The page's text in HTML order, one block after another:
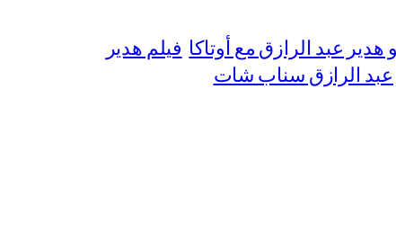
هدير عبد الرازق مع أوتاكا فيلم هدير
عبد الرازق سناب شات